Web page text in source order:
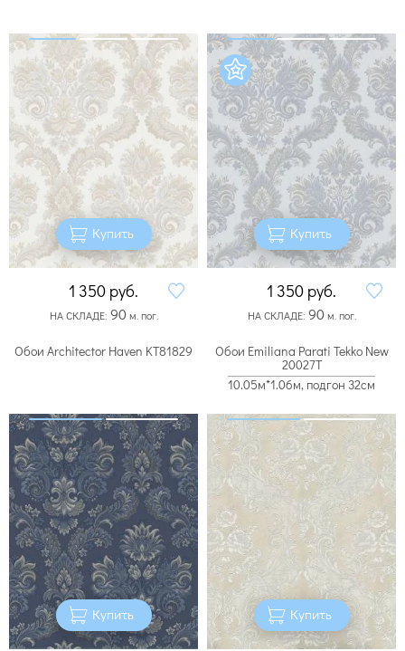
Купить
1 350 руб.
НА СКЛАДЕ: 90м. пог.
Купить
1 350 руб.
НА СКЛАДЕ: 90м. пог.
Обои Architector Haven KT81829
Купить
Обои Emiliana Parati Tekko New
20027T
10.05м*1.06м, подгон 32см
Купить